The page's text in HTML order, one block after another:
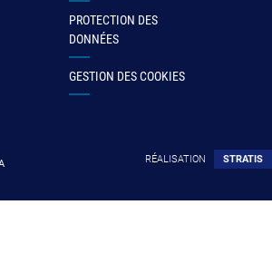
PROTECTION DES
DONNÉES
GESTION DES COOKIES
RÉALISATION STRATIS